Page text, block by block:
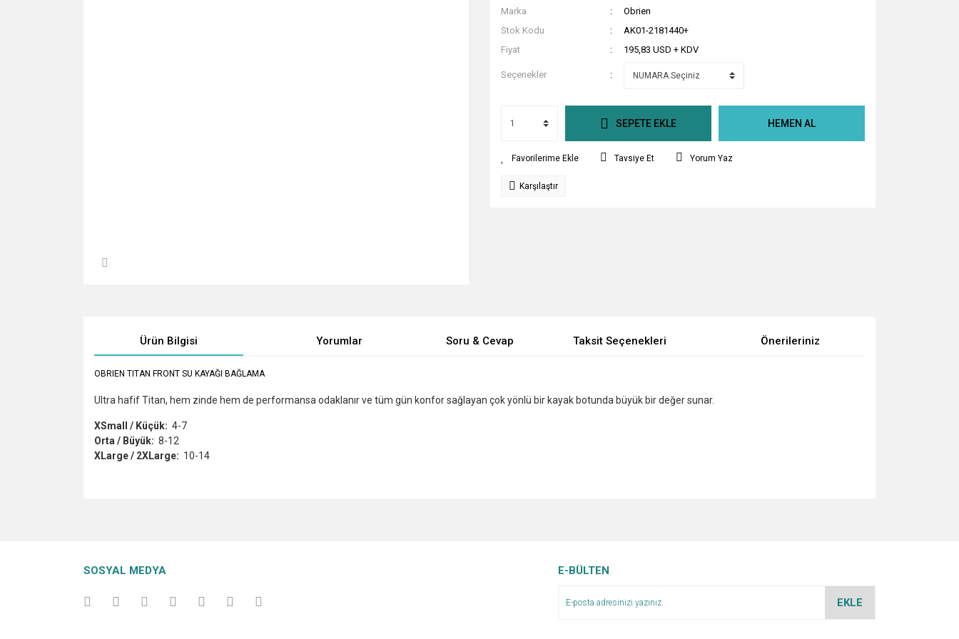
Marka
Obrien
Stok Kodu
AK01-2181440+
Fiyat
195,83 USD + KDV
Seçenekler
SEPETE EKLE HEMEN AL
Tavsiye Et Yorum Yaz
Karşılaştır
Ürün Bilgisi Yorumlar Soru & Cevap Taksit Seçenekleri Önerileriniz
OBRIEN TITAN FRONT SU KAYAĞI BAĞLAMA
Ultra hafif Titan, hem zinde hem de performansa odaklanır ve tüm gün konfor sağlayan çok yönlü bir kayak botunda büyük bir değer sunar.
XSmall / Küçük: 4-7
Orta / Büyük: 8-12
XLarge / 2XLarge: 10-14
Ürün açıklamasında eksik bilgiler bulunuyor.
SOSYAL MEDYA E-BÜLTEN
EKLE